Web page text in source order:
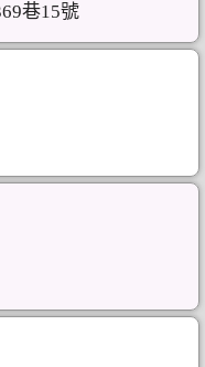
巷15號